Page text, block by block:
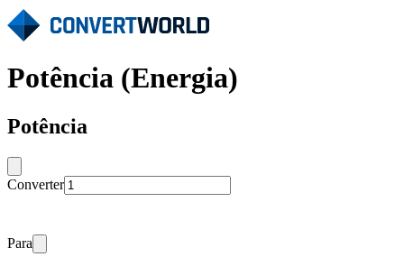
Potência (Energia)
Potência
Converter
Para